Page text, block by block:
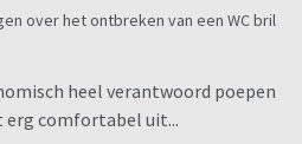
over het ontbreken van een WC bril
heel verantwoord poepen
comfortabel uit...